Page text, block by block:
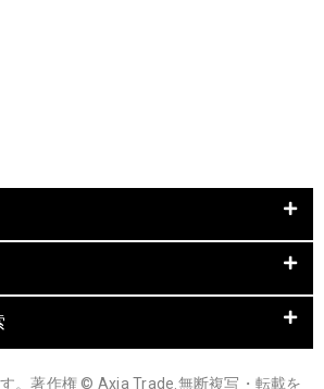
。著作権 © Axia Trade.無断複写・転載を